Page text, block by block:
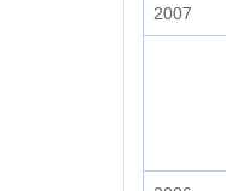
2007